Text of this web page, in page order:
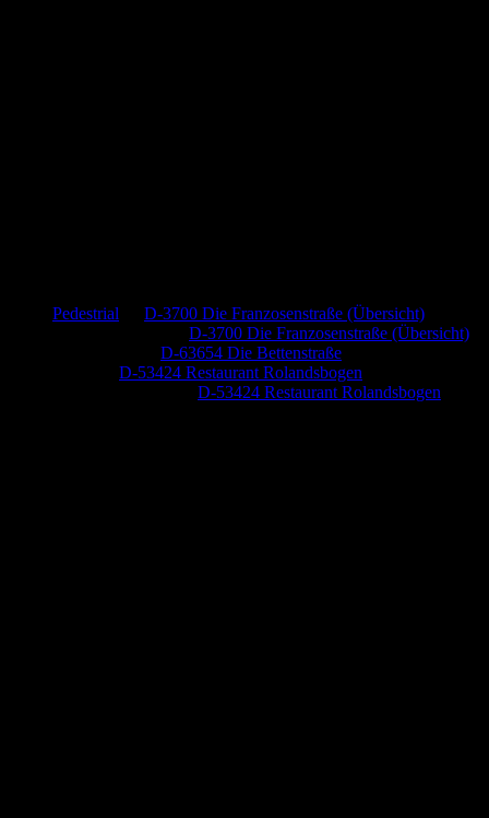
Pedestrial
D-3700 Die Franzosenstraße (Übersicht)
D-3700 Die Franzosenstraße (Übersicht)
D-63654 Die Bettenstraße
D-53424 Restaurant Rolandsbogen
D-53424 Restaurant Rolandsbogen